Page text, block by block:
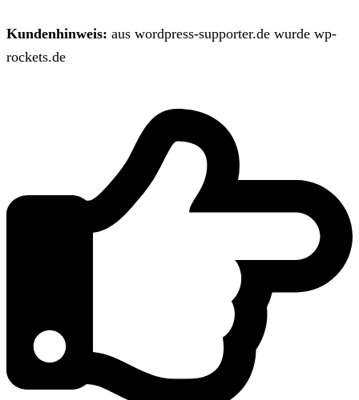
Kundenhinweis: aus wordpress-supporter.de wurde wp-
rockets.de